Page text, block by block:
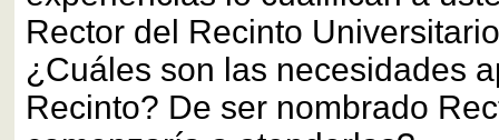
Rector del Recinto
¿Cuáles son las necesidades
Recinto? De ser nombrado